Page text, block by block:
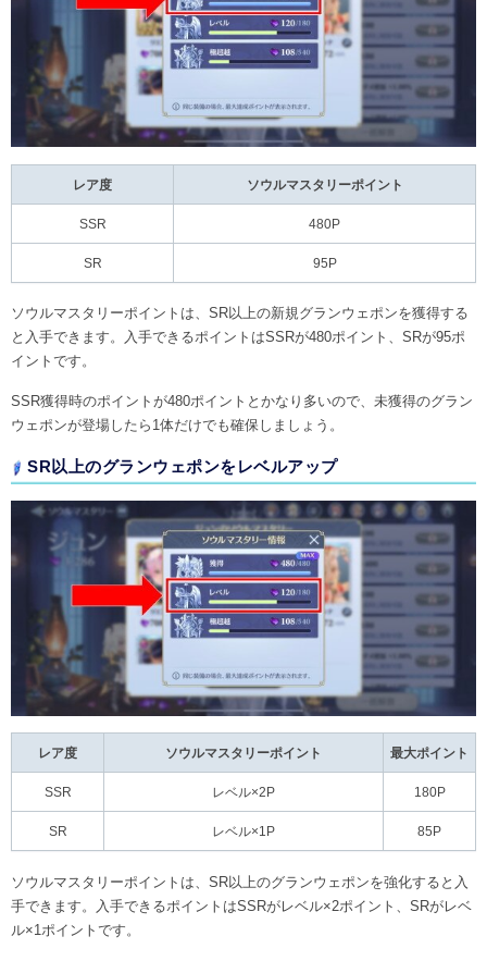
レア度 ソウルマスタリーポイント
SSR 480P
SR 95P
ソウルマスタリーポイントは、SR以上の新規グランウェポンを獲得する
と入手できます。入手できるポイントはSSRが480ポイント、SRが95ポ
イントです。
SSR獲得時のポイントが480ポイントとかなり多いので、未獲得のグラン
ウェポンが登場したら1体だけでも確保しましょう。
SR以上のグランウェポンをレベルアップ
レア度 ソウルマスタリーポイント 最大ポイント
SSR レベル×2P 180P
SR レベル×1P 85P
ソウルマスタリーポイントは、SR以上のグランウェポンを強化すると入
手できます。入手できるポイントはSSRがレベル×2ポイント、SRがレベ
ル×1ポイントです。